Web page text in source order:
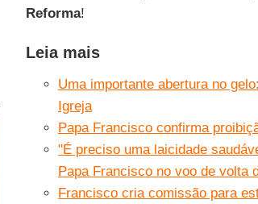
Reforma!
Leia mais
Uma importante abertura no
Igreja
Papa Francisco confirma
"É preciso uma laicidade
Papa Francisco no voo de volta
Francisco cria comissão para